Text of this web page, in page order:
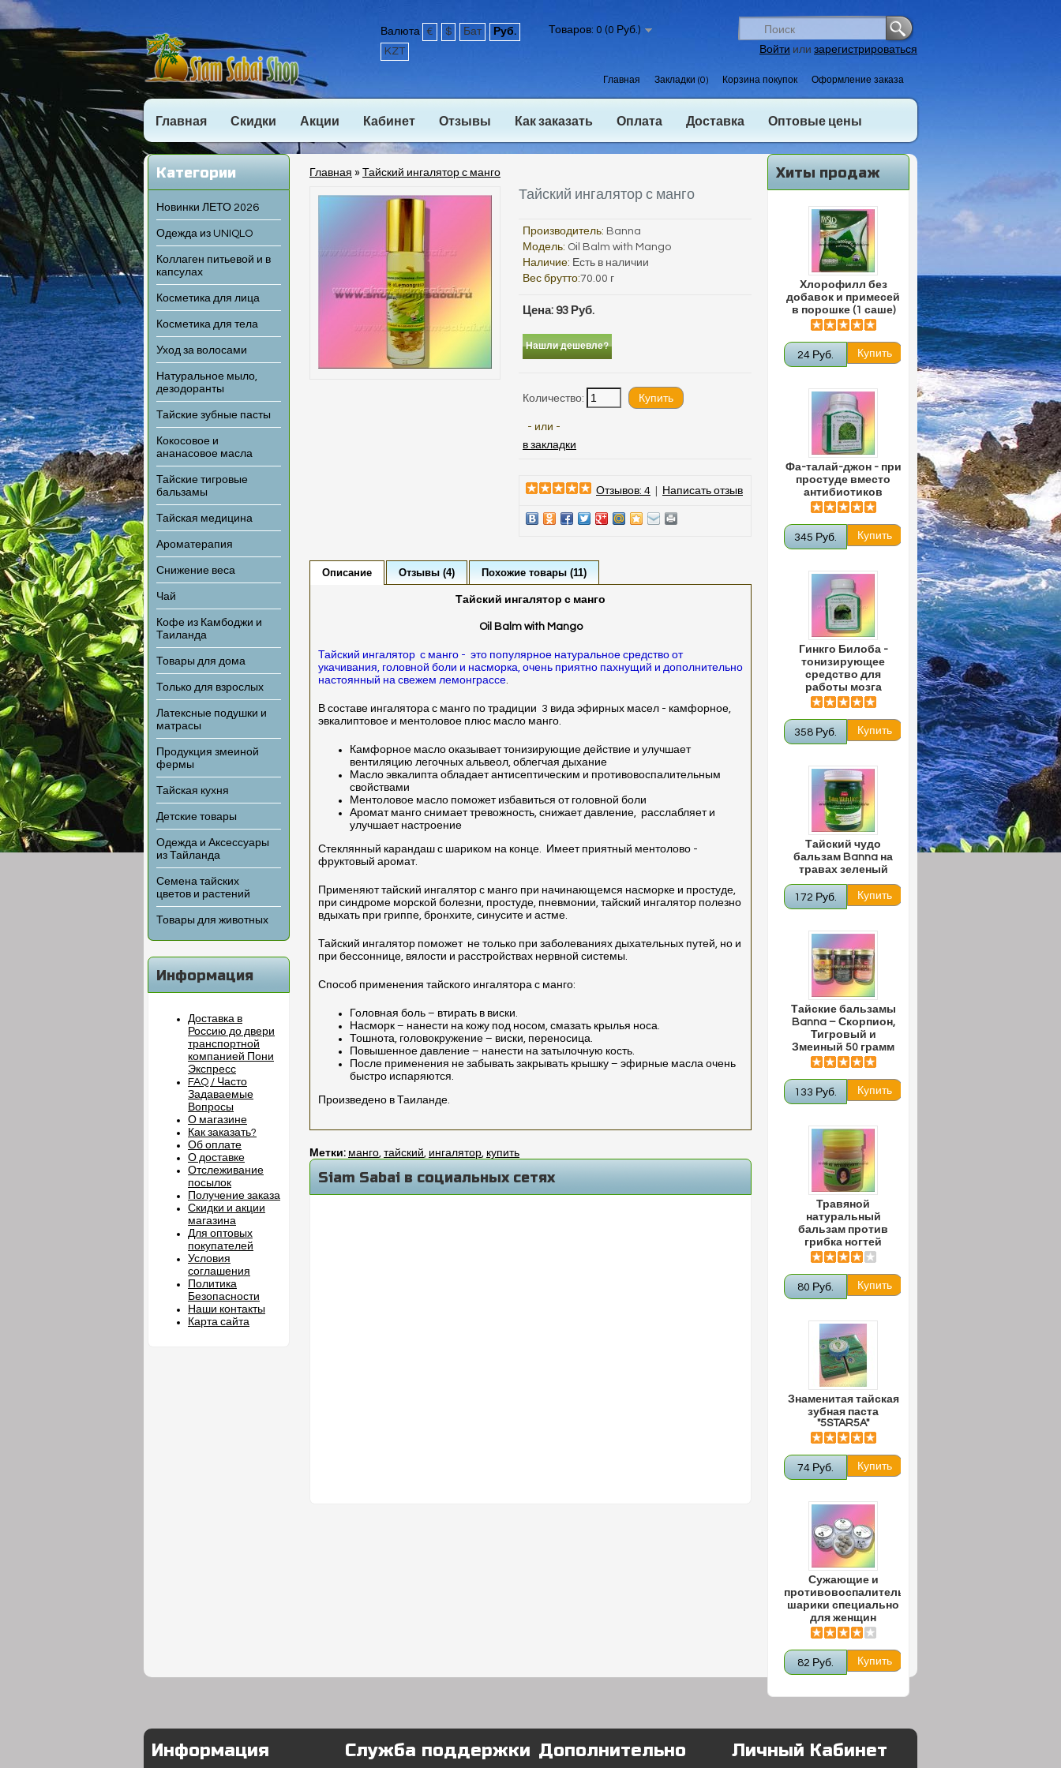
Валюта € $ Бат
Руб.
KZT
Товаров: 0 (0 Руб.)
Войти или зарегистрироваться
Главная Закладки (0) Корзина покупок Оформление заказа
Главная Скидки Акции Кабинет Отзывы Как заказать Оплата Доставка Оптовые цены
Категории
Новинки ЛЕТО 2026
Одежда из UNIQLO
Коллаген питьевой и в
капсулах
Косметика для лица
Косметика для тела
Уход за волосами
Натуральное мыло,
дезодоранты
Тайские зубные пасты
Кокосовое и
ананасовое масла
Тайские тигровые
бальзамы
Тайская медицина
Ароматерапия
Снижение веса
Чай
Кофе из Камбоджи и
Таиланда
Товары для дома
Только для взрослых
Латексные подушки и
матрасы
Продукция змеиной
фермы
Тайская кухня
Детские товары
Одежда и Аксессуары
из Тайланда
Семена тайских
цветов и растений
Товары для животных
Информация
Доставка в
Россию до двери
транспортной
компанией Пони
Экспресс
FAQ / Часто
Задаваемые
Вопросы
О магазине
Как заказать?
Об оплате
О доставке
Отслеживание
посылок
Получение заказа
Скидки и акции
магазина
Для оптовых
покупателей
Условия
соглашения
Политика
Безопасности
Наши контакты
Карта сайта
Хиты продаж
Хлорофилл без
добавок и примесей
в порошке (1 саше)
24 Руб.
Фа-талай-джон - при
простуде вместо
антибиотиков
345 Руб.
Гинкго Билоба -
тонизирующее
средство для
работы мозга
358 Руб.
Тайский чудо
бальзам Banna на
травах зеленый
172 Руб.
Тайские бальзамы
Banna – Скорпион,
Тигровый и
Змеиный 50 грамм
133 Руб.
Травяной
натуральный
бальзам против
грибка ногтей
80 Руб.
Знаменитая тайская
зубная паста
"5STAR5A"
74 Руб.
Сужающие и
противовоспалительные
шарики специально
для женщин
82 Руб.
Главная » Тайский ингалятор с манго
Тайский ингалятор с манго
Производитель: Banna
Модель: Oil Balm with Mango
Наличие: Есть в наличии
Вес брутто:70.00 г
Цена: 93 Руб.
Нашли дешевле?
Количество:
- или -
в закладки
Отзывов: 4 Написать отзыв
Описание Отзывы (4) Похожие товары (11)
Тайский ингалятор с манго
Oil Balm with Mango
Тайский ингалятор с манго - это популярное натуральное средство от
укачивания, головной боли и насморка, очень приятно пахнущий и дополнительно
настоянный на свежем лемонграссе.
В составе ингалятора с манго по традиции 3 вида эфирных масел - камфорное,
эвкалиптовое и ментоловое плюс масло манго.
Камфорное масло оказывает тонизирующие действие и улучшает
вентиляцию легочных альвеол, облегчая дыхание
Масло эвкалипта обладает антисептическим и противовоспалительным
свойствами
Ментоловое масло поможет избавиться от головной боли
Аромат манго снимает тревожность, снижает давление, расслабляет и
улучшает настроение
Стеклянный карандаш с шариком на конце. Имеет приятный ментолово -
фруктовый аромат.
Применяют тайский ингалятор с манго при начинающемся насморке и простуде,
при синдроме морской болезни, простуде, пневмонии, тайский ингалятор полезно
вдыхать при гриппе, бронхите, синусите и астме.
Тайский ингалятор поможет не только при заболеваниях дыхательных путей, но и
при бессоннице, вялости и расстройствах нервной системы.
Способ применения тайского ингалятора с манго:
Головная боль – втирать в виски.
Насморк – нанести на кожу под носом, смазать крылья носа.
Тошнота, головокружение – виски, переносица.
Повышенное давление – нанести на затылочную кость.
После применения не забывать закрывать крышку – эфирные масла очень
быстро испаряются.
Произведено в Таиланде.
Метки: манго, тайский, ингалятор, купить
Siam Sabai в социальных сетях
Информация Служба поддержки Дополнительно Личный Кабинет